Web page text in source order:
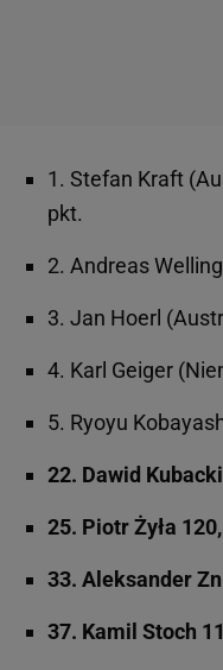
1. Stefan Kraft
pkt.
2. Andreas
3. Jan Hoerl
4. Karl Geiger
5. Ryoyu
22. Dawid
25. Piotr Żyła
33. Aleksander
37. Kamil Stoch